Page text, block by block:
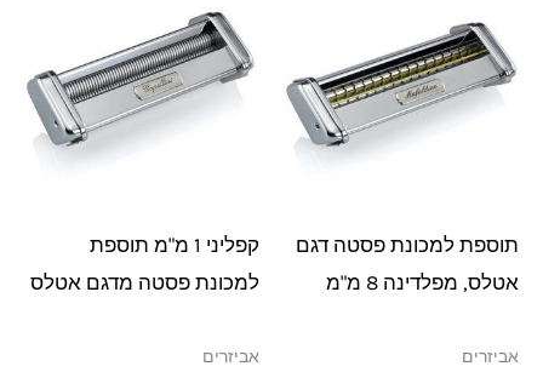
תוספת למכונת פסטה דגם
אטלס, מפלדינה 8 מ"מ
אביזרים
קפליני 1 מ"מ תוספת
למכונת פסטה מדגם אטלס
אביזרים